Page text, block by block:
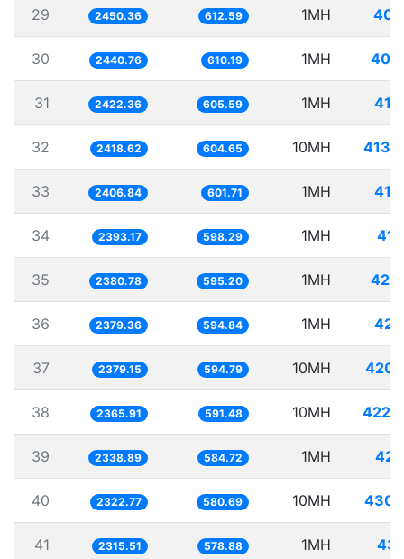
29 2450.36 612.59 1MH
30 2440.76 610.19 1MH
31 2422.36 605.59 1MH
32 2418.62 604.65 10MH
33 2406.84 601.71 1MH
34 2393.17 598.29 1MH
35 2380.78 595.20 1MH
36 2379.36 594.84 1MH
37 2379.15 594.79 10MH
38 2365.91 591.48 10MH
39 2338.89 584.72 1MH
40 2322.77 580.69 10MH
41 2315.51 578.88 1MH